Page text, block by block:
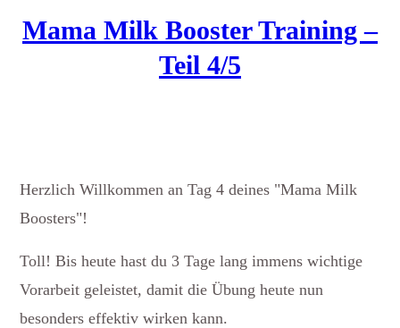
Mama Milk Booster Training –
Teil 4/5
Herzlich Willkommen an Tag 4 deines "Mama Milk
Boosters"!
Toll! Bis heute hast du 3 Tage lang immens wichtige
Vorarbeit geleistet, damit die Übung heute nun
besonders effektiv wirken kann.